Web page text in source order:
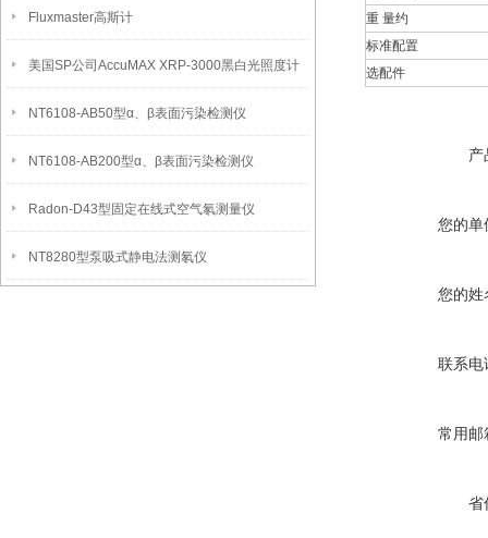
Fluxmaster高斯计
美国SP公司AccuMAX XRP-3000黑白光照度计
NT6108-AB50型α、β表面污染检测仪
NT6108-AB200型α、β表面污染检测仪
Radon-D43型固定在线式空气氡测量仪
NT8280型泵吸式静电法测氡仪
重 量约
标准配置
选配件
产
您的单
您的姓
联系电
常用邮
省